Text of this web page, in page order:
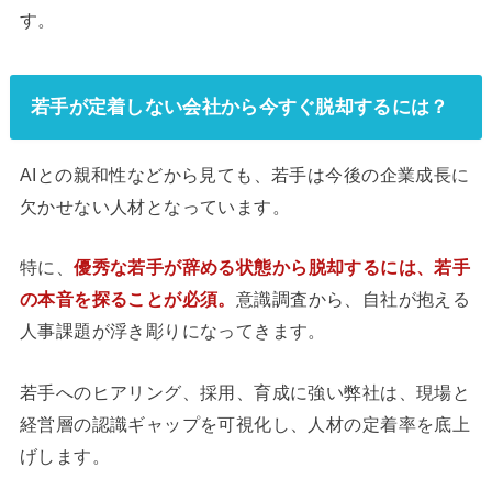
す。
若手が定着しない会社から今すぐ脱却するには？
AIとの親和性などから見ても、若手は今後の企業成長に
欠かせない人材となっています。
特に、優秀な若手が辞める状態から脱却するには、若手
の本音を探ることが必須。 意識調査から、自社が抱える
人事課題が浮き彫りになってきます。
若手へのヒアリング、採用、育成に強い弊社は、現場と
経営層の認識ギャップを可視化し、人材の定着率を底上
げします。